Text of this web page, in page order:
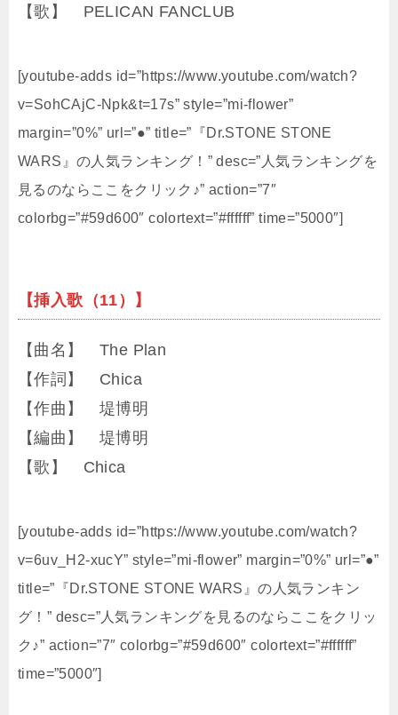
【歌】 PELICAN FANCLUB
[youtube-adds id=”https://www.youtube.com/watch?
v=SohCAjC-Npk&t=17s” style=”mi-flower”
margin=”0%” url=”●” title=”『Dr.STONE STONE
WARS』の人気ランキング！” desc=”人気ランキングを
見るのならここをクリック♪” action=”7″
colorbg=”#59d600″ colortext=”#ffffff” time=”5000″]
【挿入歌（11）】
【曲名】 The Plan
【作詞】 Chica
【作曲】 堤博明
【編曲】 堤博明
【歌】 Chica
[youtube-adds id=”https://www.youtube.com/watch?
v=6uv_H2-xucY” style=”mi-flower” margin=”0%” url=”●”
title=”『Dr.STONE STONE WARS』の人気ランキン
グ！” desc=”人気ランキングを見るのならここをクリッ
ク♪” action=”7″ colorbg=”#59d600″ colortext=”#ffffff”
time=”5000″]